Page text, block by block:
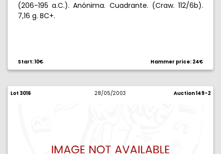
(206-195 a.C.). Anónima. Cuadrante. (Craw. 112/6b).
7,16 g. BC+.
Start: 10€ Hammer price: 24€
Lot 3016 28/05/2003 Auction 149-2